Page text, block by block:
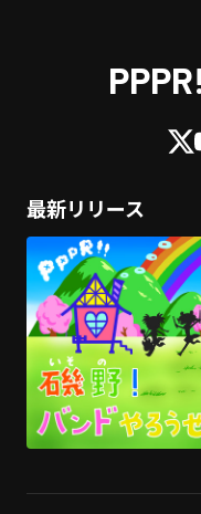
最新リリース